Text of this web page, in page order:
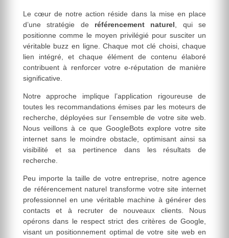
Le cœur de notre action réside dans la mise en place
d’une stratégie de référencement naturel, qui se
positionne comme le moyen privilégié pour susciter un
véritable buzz en ligne. Chaque mot clé choisi, chaque
lien intégré, et chaque élément de contenu élaboré
contribuent à renforcer votre e-réputation de manière
significative.
Notre approche implique l’application rigoureuse de
toutes les recommandations émises par les moteurs de
recherche, déployées sur l’ensemble de votre site web.
Nous veillons à ce que GoogleBots explore votre site
internet sans le moindre obstacle, optimisant ainsi sa
visibilité et sa pertinence dans les résultats de
recherche.
Peu importe la taille de votre entreprise, notre agence
de référencement naturel transforme votre site internet
professionnel en une véritable machine à générer des
contacts et à recruter de nouveaux clients. Nous
opérons dans le respect strict des critères de Google,
visant un positionnement optimal de votre site web en